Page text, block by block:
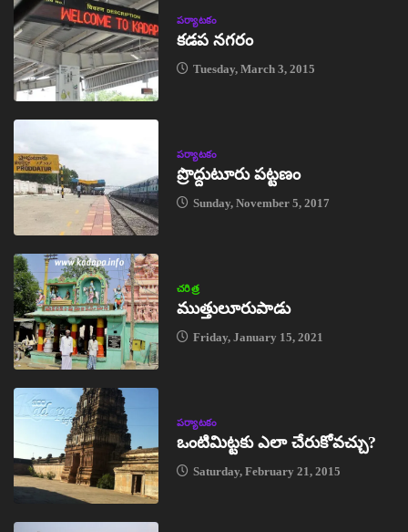
పర్యాటకం
కడప నగరం
Tuesday, March 3, 2015
పర్యాటకం
ప్రొద్దుటూరు పట్టణం
Sunday, November 5, 2017
చరిత్ర
ముత్తులూరుపాడు
Friday, January 15, 2021
పర్యాటకం
ఒంటిమిట్టకు ఎలా చేరుకోవచ్చు?
Saturday, February 21, 2015